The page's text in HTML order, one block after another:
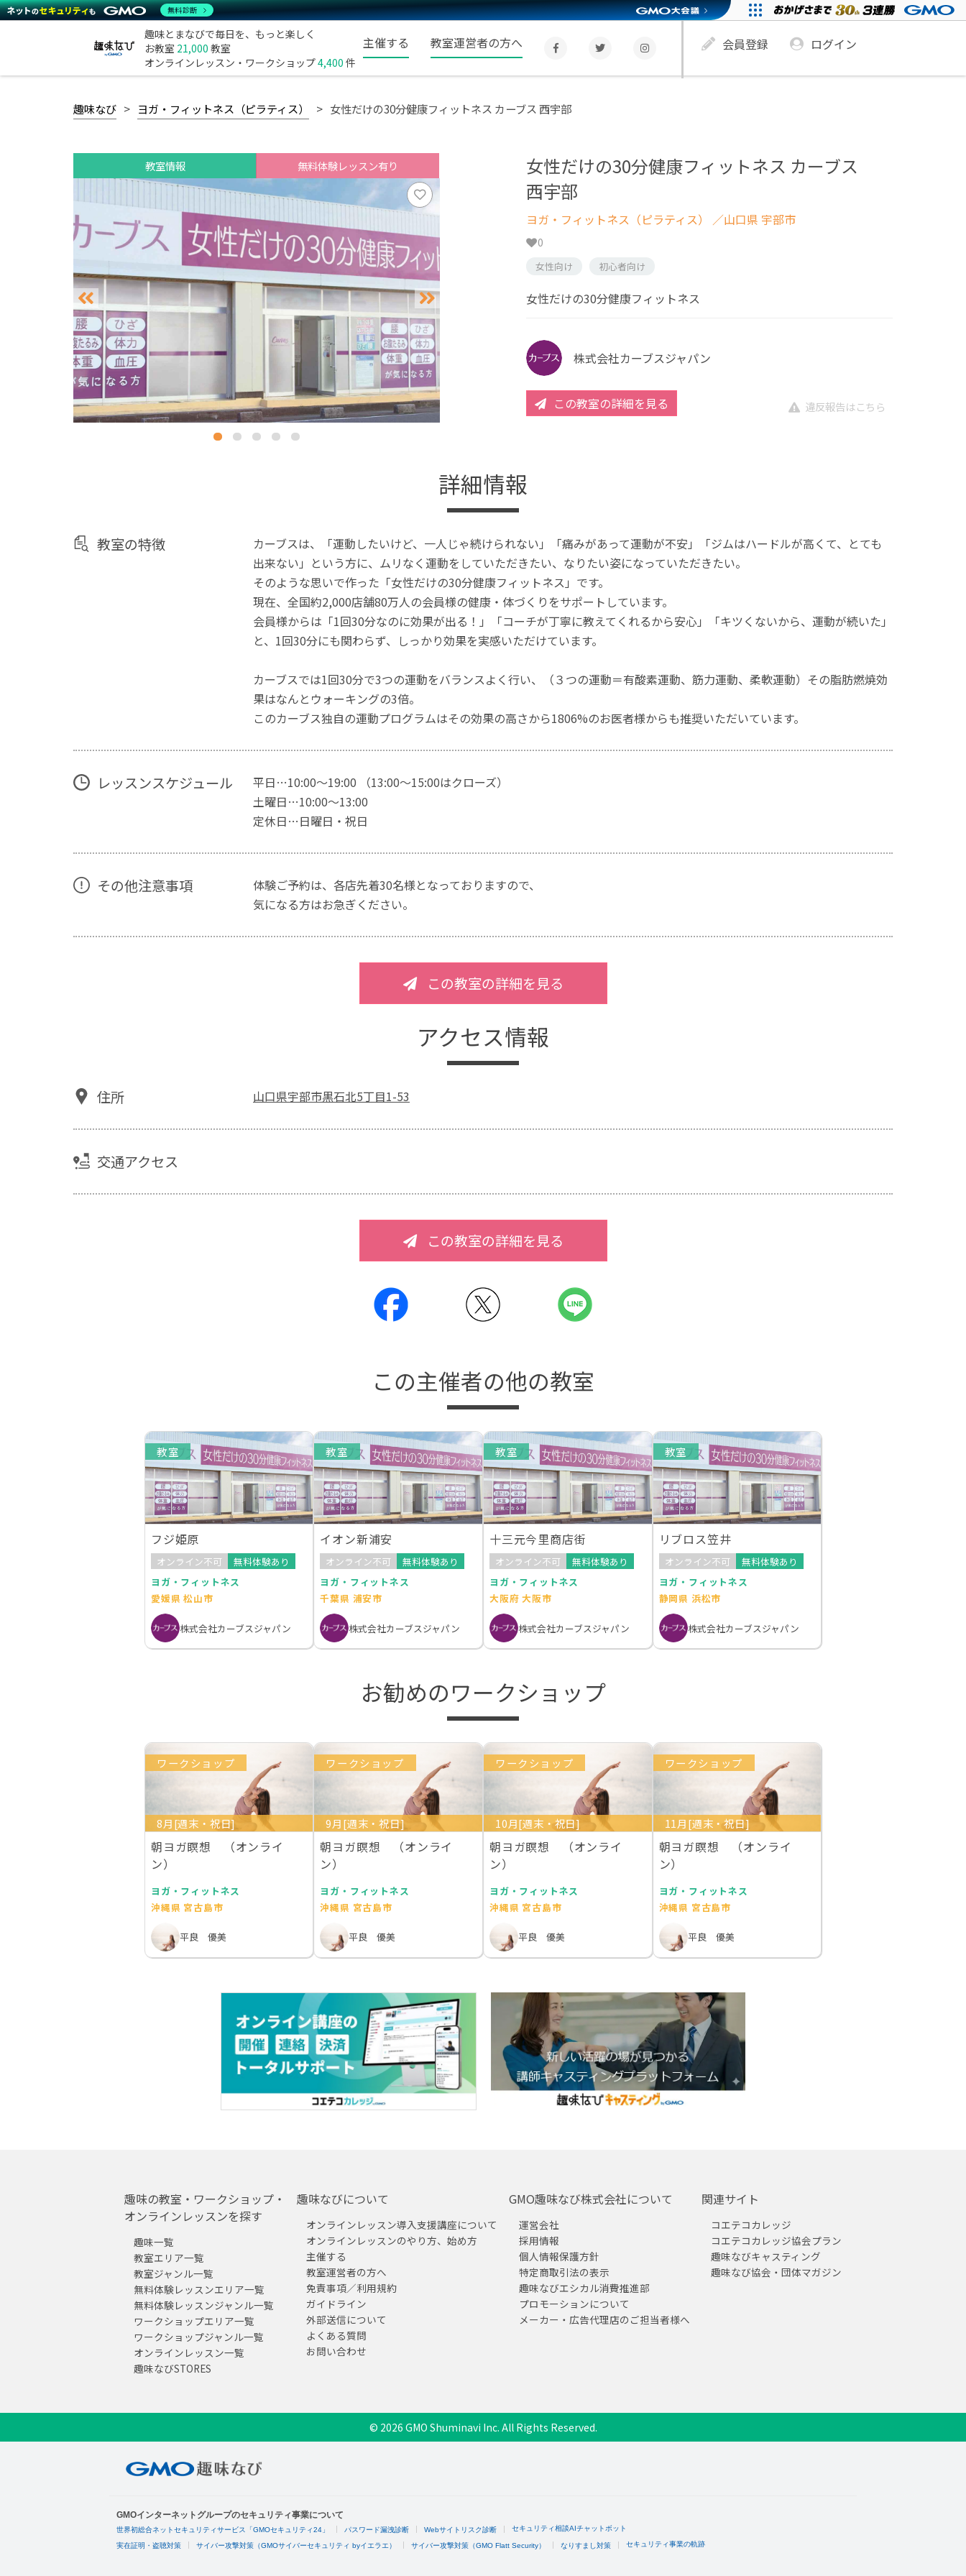
趣味とまなびで毎日を、もっと楽しく
お教室 21,000 教室
オンラインレッスン・ワークショップ4,400 件
主催する 教室運営者の方へ 会員登録 ログイン
趣味なび ヨガ・フィットネス（ピラティス） 女性だけの30分健康フィットネス カーブス 西宇部
教室情報 無料体験レッスン有り
女性だけの30分健康フィットネス カーブス
西宇部
ヨガ・フィットネス（ピラティス） ／山口県 宇部市
0
女性向け 初心者向け
女性だけの30分健康フィットネス
株式会社カーブスジャパン
この教室の詳細を見る 違反報告はこちら
詳細情報
教室の特徴
カーブスは、「運動したいけど、一人じゃ続けられない」「痛みがあって運動が不安」「ジムはハードルが高くて、とても
出来ない」という方に、ムリなく運動をしていただきたい、なりたい姿になっていただきたい。
そのような思いで作った「女性だけの30分健康フィットネス」です。
現在、全国約2,000店舗80万人の会員様の健康・体づくりをサポートしています。
会員様からは「1回30分なのに効果が出る！」「コーチが丁寧に教えてくれるから安心」「キツくないから、運動が続いた」
と、1回30分にも関わらず、しっかり効果を実感いただけています。
カーブスでは1回30分で3つの運動をバランスよく行い、（３つの運動＝有酸素運動、筋力運動、柔軟運動）その脂肪燃焼効
果はなんとウォーキングの3倍。
このカーブス独自の運動プログラムはその効果の高さから1806%のお医者様からも推奨いただいています。
レッスンスケジュール
平日…10:00～19:00 （13:00～15:00はクローズ）
土曜日…10:00～13:00
定休日…日曜日・祝日
その他注意事項
体験ご予約は、各店先着30名様となっておりますので、
気になる方はお急ぎください。
この教室の詳細を見る
アクセス情報
住所 山口県宇部市黒石北5丁目1-53
交通アクセス
この教室の詳細を見る
この主催者の他の教室
教室
フジ姫原
オンライン不可
無料体験あり
ヨガ・フィットネス
愛媛県 松山市
株式会社カーブスジャパン
教室
イオン新浦安
オンライン不可
無料体験あり
ヨガ・フィットネス
千葉県 浦安市
株式会社カーブスジャパン
教室
十三元今里商店街
オンライン不可
無料体験あり
ヨガ・フィットネス
大阪府 大阪市
株式会社カーブスジャパン
教室
リブロス笠井
オンライン不可
無料体験あり
ヨガ・フィットネス
静岡県 浜松市
株式会社カーブスジャパン
お勧めのワークショップ
ワークショップ
8月[週末・祝日]
朝ヨガ瞑想 （オンライ
ン）
ヨガ・フィットネス
沖縄県 宮古島市
平良 優美
ワークショップ
9月[週末・祝日]
朝ヨガ瞑想 （オンライ
ン）
ヨガ・フィットネス
沖縄県 宮古島市
平良 優美
ワークショップ
10月[週末・祝日]
朝ヨガ瞑想 （オンライ
ン）
ヨガ・フィットネス
沖縄県 宮古島市
平良 優美
ワークショップ
11月[週末・祝日]
朝ヨガ瞑想 （オンライ
ン）
ヨガ・フィットネス
沖縄県 宮古島市
平良 優美
趣味の教室・ワークショップ・
オンラインレッスンを探す
趣味一覧
教室エリア一覧
教室ジャンル一覧
無料体験レッスンエリア一覧
無料体験レッスンジャンル一覧
ワークショップエリア一覧
ワークショップジャンル一覧
オンラインレッスン一覧
趣味なびSTORES
趣味なびについて
オンラインレッスン導入支援講座について
オンラインレッスンのやり方、始め方
主催する
教室運営者の方へ
免責事項／利用規約
ガイドライン
外部送信について
よくある質問
お問い合わせ
GMO趣味なび株式会社について
運営会社
採用情報
個人情報保護方針
特定商取引法の表示
趣味なびエシカル消費推進部
プロモーションについて
メーカー・広告代理店のご担当者様へ
関連サイト
コエテコカレッジ
コエテコカレッジ協会プラン
趣味なびキャスティング
趣味なび協会・団体マガジン
© 2026 GMO Shuminavi Inc. All Rights Reserved.
無料診断